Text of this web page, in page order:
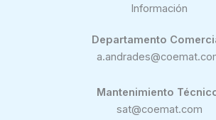
Información
Departamento
Mantenimiento
sat@coemat.com